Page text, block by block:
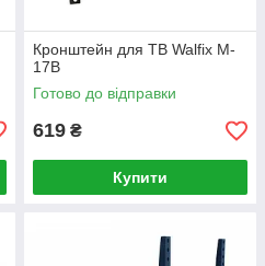
Кронштейн для ТВ Walfix M-
17B
Готово до відправки
619 ₴
Купити